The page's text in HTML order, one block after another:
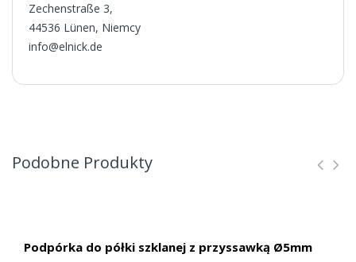
Zechenstraße 3,
44536 Lünen, Niemcy
info@elnick.de
Podobne Produkty
Podpórka do półki szklanej z przyssawką Ø5mm